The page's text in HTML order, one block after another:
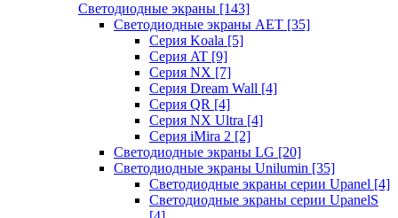
Светодиодные экраны [143]
Светодиодные экраны AET [35]
Cерия Koala [5]
Серия AT [9]
Серия NX [7]
Серия Dream Wall [4]
Серия QR [4]
Серия NX Ultra [4]
Серия iMira 2 [2]
Светодиодные экраны LG [20]
Светодиодные экраны Unilumin [35]
Светодиодные экраны серии Upanel [4]
Светодиодные экраны серии UpanelS